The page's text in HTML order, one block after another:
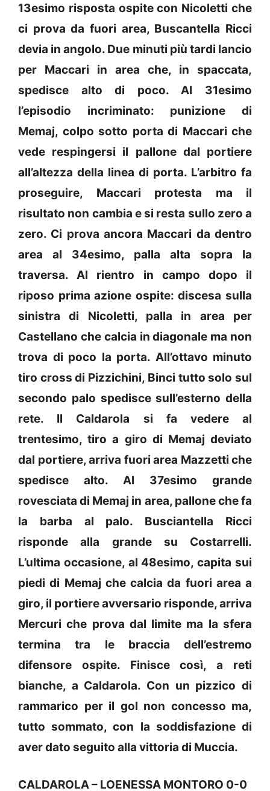
13esimo risposta ospite con Nicoletti che
ci prova da fuori area, Buscantella Ricci
devia in angolo. Due minuti più tardi lancio
per Maccari in area che, in spaccata,
spedisce alto di poco. Al 31esimo
l’episodio incriminato: punizione di
Memaj, colpo sotto porta di Maccari che
vede respingersi il pallone dal portiere
all’altezza della linea di porta. L’arbitro fa
proseguire, Maccari protesta ma il
risultato non cambia e si resta sullo zero a
zero. Ci prova ancora Maccari da dentro
area al 34esimo, palla alta sopra la
traversa. Al rientro in campo dopo il
riposo prima azione ospite: discesa sulla
sinistra di Nicoletti, palla in area per
Castellano che calcia in diagonale ma non
trova di poco la porta. All’ottavo minuto
tiro cross di Pizzichini, Binci tutto solo sul
secondo palo spedisce sull’esterno della
rete. Il Caldarola si fa vedere al
trentesimo, tiro a giro di Memaj deviato
dal portiere, arriva fuori area Mazzetti che
spedisce alto. Al 37esimo grande
rovesciata di Memaj in area, pallone che fa
la barba al palo. Busciantella Ricci
risponde alla grande su Costarrelli.
L’ultima occasione, al 48esimo, capita sui
piedi di Memaj che calcia da fuori area a
giro, il portiere avversario risponde, arriva
Mercuri che prova dal limite ma la sfera
termina tra le braccia dell’estremo
difensore ospite. Finisce così, a reti
bianche, a Caldarola. Con un pizzico di
rammarico per il gol non concesso ma,
tutto sommato, con la soddisfazione di
aver dato seguito alla vittoria di Muccia.
CALDAROLA – LOENESSA MONTORO 0-0